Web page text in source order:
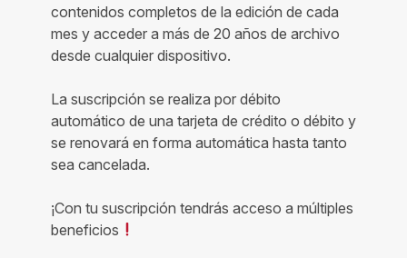
contenidos completos de la edición de cada
mes y acceder a más de 20 años de archivo
desde cualquier dispositivo.
La suscripción se realiza por débito
automático de una tarjeta de crédito o débito y
se renovará en forma automática hasta tanto
sea cancelada.
¡Con tu suscripción tendrás acceso a múltiples
beneficios